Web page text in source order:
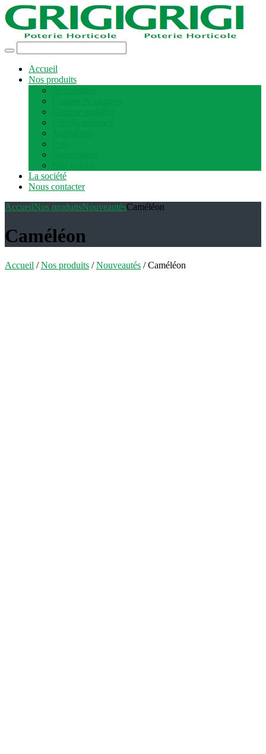
Accueil
Nos produits
La société
Nous contacter
AccueilNos produitsNouveautésCaméléon
Caméléon
Accueil /Nos produits /Nouveautés / Caméléon